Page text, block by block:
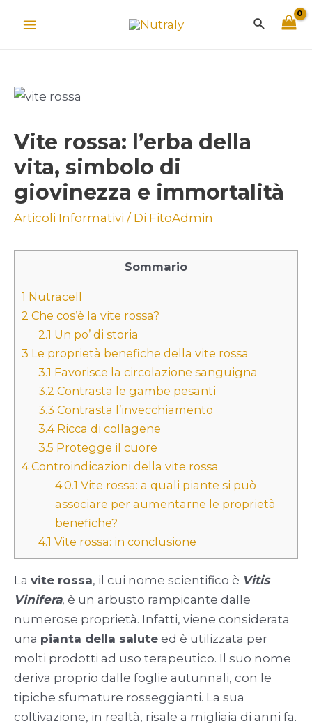
Cerca
Vite rossa: l’erba della
vita, simbolo di
giovinezza e immortalità
Articoli Informativi / Di FitoAdmin
Sommario
1 Nutracell
2 Che cos’è la vite rossa?
2.1 Un po’ di storia
3 Le proprietà benefiche della vite rossa
3.1 Favorisce la circolazione sanguigna
3.2 Contrasta le gambe pesanti
3.3 Contrasta l’invecchiamento
3.4Ricca di collagene
3.5 Protegge il cuore
4Controindicazioni della vite rossa
4.0.1 Vite rossa: a quali piante si può
associare per aumentarne le proprietà
benefiche?
4.1 Vite rossa: in conclusione
La vite rossa, il cui nome scientifico è Vitis
Vinifera, è un arbusto rampicante dalle
numerose proprietà. Infatti, viene considerata
una pianta della salute ed è utilizzata per
molti prodotti ad uso terapeutico. Il suo nome
deriva proprio dalle foglie autunnali, con le
tipiche sfumature rosseggianti. La sua
coltivazione, in realtà, risale a migliaia di anni fa.